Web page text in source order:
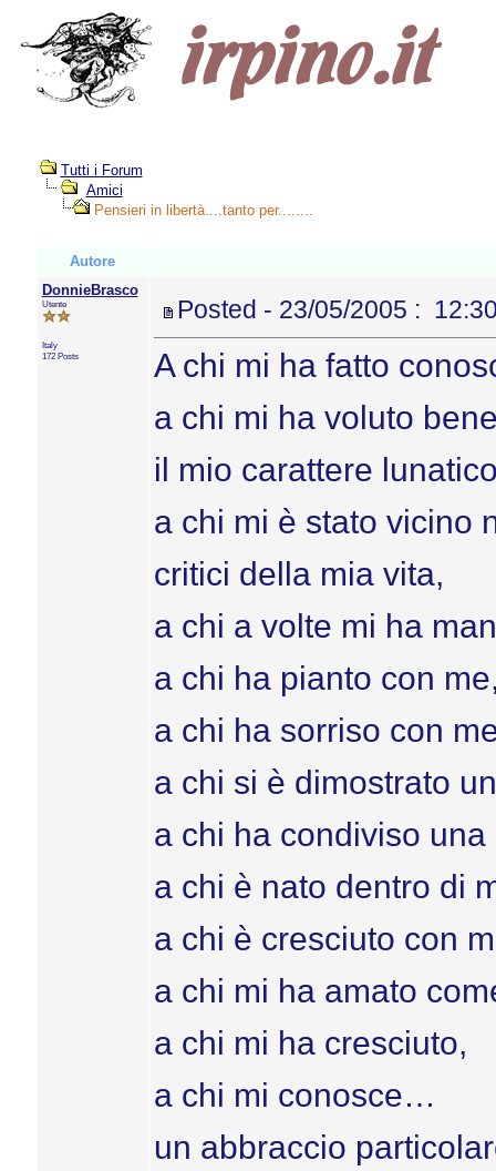
Tutti i Forum
Amici
Pensieri in libertà....tanto per........
Autore
DonnieBrasco
Utente
Italy
172 Posts
Posted - 23/05/2005 :
A chi mi ha fatto
a chi mi ha voluto
il mio carattere
a chi mi è stato vicino
critici della mia vita,
a chi a volte mi ha
a chi ha pianto con
a chi ha sorriso con
a chi si è dimostrato
a chi ha condiviso
a chi è nato dentro di
a chi è cresciuto con
a chi mi ha amato
a chi mi ha cresciuto,
a chi mi conosce…
un abbraccio